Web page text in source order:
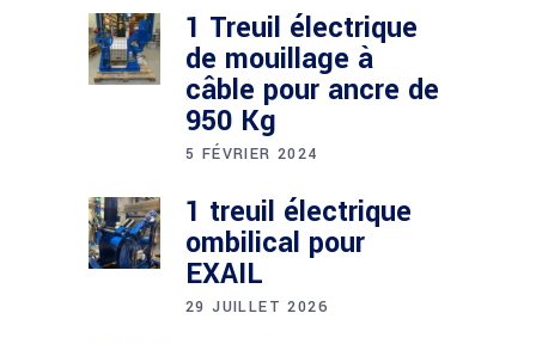
1 Treuil électrique
de mouillage à
câble pour ancre de
950 Kg
5 FÉVRIER 2024
1 treuil électrique
ombilical pour
EXAIL
29 JUILLET 2026